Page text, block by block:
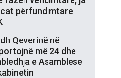
përfundimtare
Qeverinë në
më 24 dhe
e Asamblesë